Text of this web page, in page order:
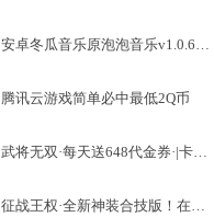
安卓冬瓜音乐原泡泡音乐v1.0.6免登录无广告
腾讯云游戏简单必中最低2Q币
武将无双·每天送648代金券·|卡牌·三国
征战王权·全新神装合技版！在线免费打金·|传奇·RPG